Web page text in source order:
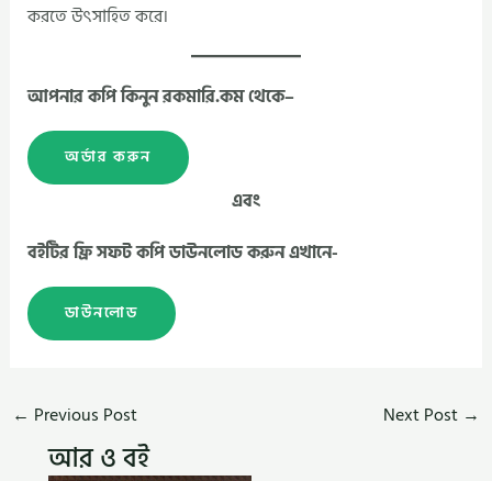
করতে উৎসাহিত করে।
আপনার কপি কিনুন রকমারি.কম থেকে–
অর্ডার করুন
এবং
বইটির ফ্রি সফট কপি ডাউনলোড করুন এখানে-
ডাউনলোড
← Previous Post Next Post →
আর ও বই